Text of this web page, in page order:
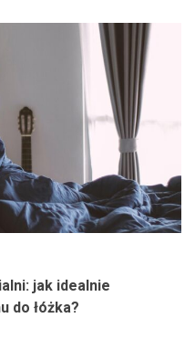
jak idealnie
do łóżka?